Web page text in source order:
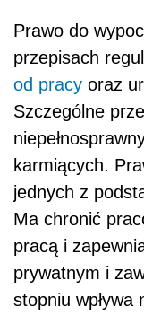
Prawo do
przepisach
od pracy oraz
Szczególne
karmiących.
jednych z
Ma chronić
pracą i
prywatnym i
stopniu